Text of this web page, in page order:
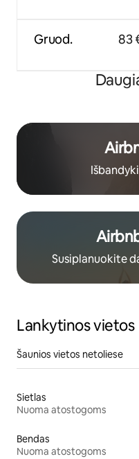
Gruod. 83
Susiplanuokite
Lankytinos vietos
Šaunios vietos netoliese
Sietlas
Nuoma atostogoms
Bendas
Nuoma atostogoms